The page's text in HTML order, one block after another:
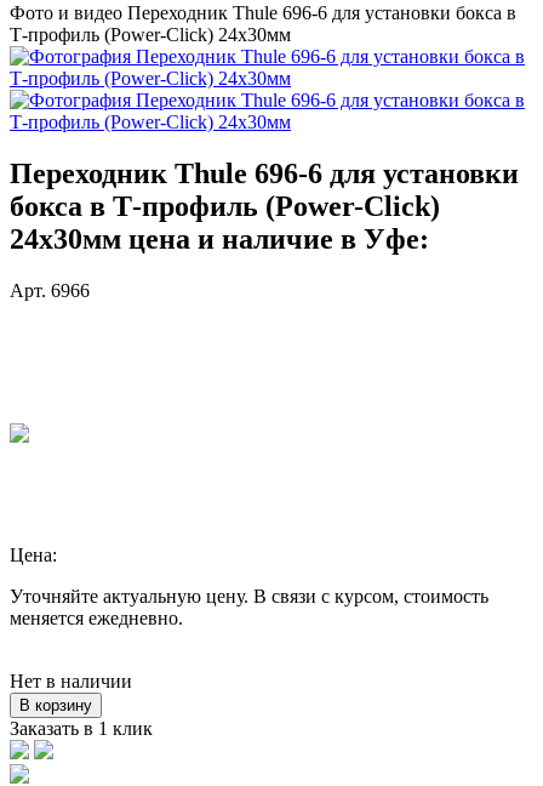
Фото и видео Переходник Thule 696-6 для установки бокса в
Т-профиль (Power-Click) 24х30мм
Переходник Thule 696-6 для установки
бокса в Т-профиль (Power-Click)
24х30мм цена и наличие в Уфе:
Арт. 6966
Цена:
Уточняйте актуальную цену. В связи с курсом, стоимость
меняется ежедневно.
Нет в наличии
В корзину
Заказать в 1 клик